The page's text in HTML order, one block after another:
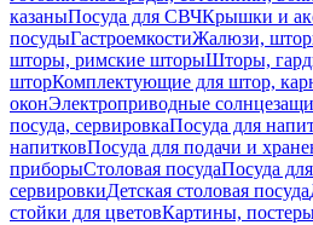
казаныПосуда для СВЧКрышки и
посудыГастроемкостиЖалюзи,
шторы, римские шторыШторы,
шторКомплектующие для штор,
оконЭлектроприводные
посуда, сервировкаПосуда для
напитковПосуда для подачи и
приборыСтоловая посудаПосуда
сервировкиДетская столовая посуда
стойки для цветовКартины,